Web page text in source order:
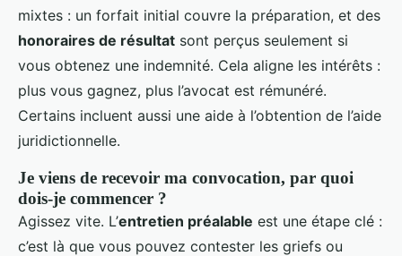
mixtes : un forfait initial couvre la préparation, et des
honoraires de résultat sont perçus seulement si
vous obtenez une indemnité. Cela aligne les intérêts :
plus vous gagnez, plus l’avocat est rémunéré.
Certains incluent aussi une aide à l’obtention de l’aide
juridictionnelle.
Je viens de recevoir ma convocation, par quoi
dois-je commencer ?
Agissez vite. L’entretien préalable est une étape clé :
c’est là que vous pouvez contester les griefs ou